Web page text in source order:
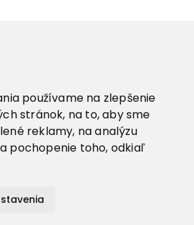
používame na zlepšenie
stránok, na to, aby sme
reklamy, na analýzu
pochopenie toho, odkiaľ